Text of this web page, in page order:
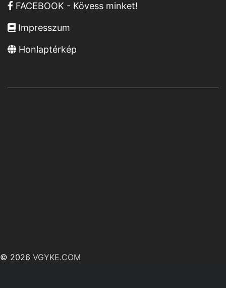
FACEBOOK - Kövess minket!
Impresszum
Honlaptérkép
© 2026 VGYKE.COM